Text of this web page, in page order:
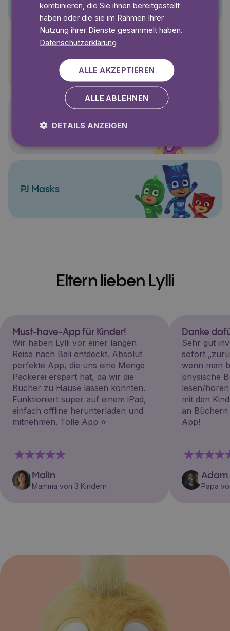
Pettersson und Findus
Polly Pocket
PJ Masks
Eltern lieben Lylli
Must-have-App für Kinder!
Wir haben Lylli vor einer langen
Reise nach Bali entdeckt. Absolut
perfekte App, die uns eine Menge
Packerei erspart hat, da wir die
Bücher zu Hause lassen konnten.
Funktioniert super auf einem iPad,
einfach offline herunterladen und
mitnehmen. Tolle App ⭐️
Malin
Mamma von 3 Kindern
Danke
Sehr gut
sofort
wenn man
physische
lesen/
mit den
an Büchern
App!
Adam
Papa
kombinieren, die Sie ihnen bereitgestellt
haben oder die sie im Rahmen Ihrer
Nutzung ihrer Dienste gesammelt haben.
Datenschutzerklärung
ALLE AKZEPTIEREN
ALLE ABLEHNEN
DETAILS ANZEIGEN